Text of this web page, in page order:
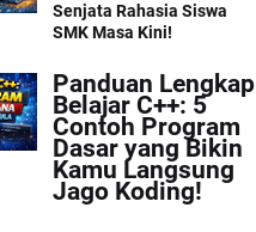
Senjata Rahasia Siswa
SMK Masa Kini!
Panduan Lengkap
Belajar C++: 5
Contoh Program
Dasar yang Bikin
Kamu Langsung
Jago Koding!